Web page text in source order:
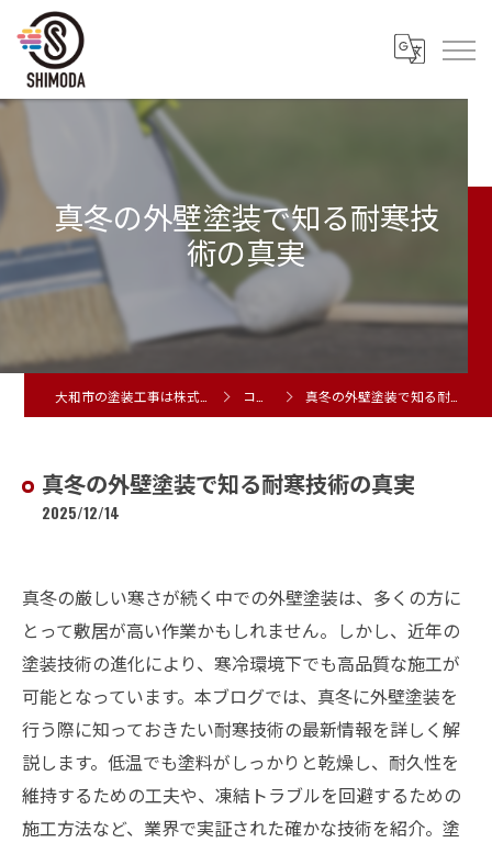
真冬の外壁塗装で知る耐寒技
術の真実
コラム 真冬の外壁塗装で知る耐寒技術の真実
真冬の外壁塗装で知る耐寒技術の真実
2025/12/14
真冬の厳しい寒さが続く中での外壁塗装は、多くの方に
とって敷居が高い作業かもしれません。しかし、近年の
塗装技術の進化により、寒冷環境下でも高品質な施工が
可能となっています。本ブログでは、真冬に外壁塗装を
行う際に知っておきたい耐寒技術の最新情報を詳しく解
説します。低温でも塗料がしっかりと乾燥し、耐久性を
維持するための工夫や、凍結トラブルを回避するための
施工方法など、業界で実証された確かな技術を紹介。塗